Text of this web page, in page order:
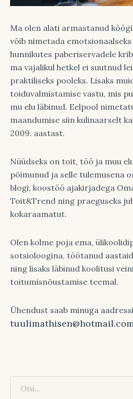
Ma olen alati armastanud
võib nimetada
hunnikutes paberiservadele
ma vajalikul hetkel ei suutnud
praktiliseks pooleks. Lisaks
toiduvalmistamise vastu, mis
mu elu läbinud. Eelpool
maandumise siin kulinaarselt
2009. aastast.
Nüüdseks on toit, töö ja muu
põimunud ja selle tulemusena
blogi, koostöö ajakirjadega
Toit&Trend ning praeguseks
kokaraamatut.
Olen kolme poja ema,
sotsioloogina, töötanud
ning lisaks läbinud koolitusi
toitumisnõustamise teemal.
Ühendust saab minuga